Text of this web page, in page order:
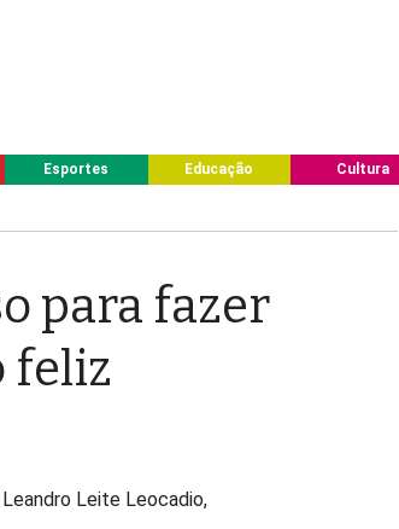
Esportes Educação Cultura
para fazer
feliz
Leite Leocadio,